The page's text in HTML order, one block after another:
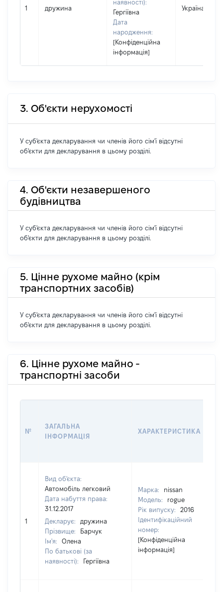
1 дружина
наявності):
Гергіївна
Дата
народження:
[Конфіденційна
інформація]
Україна
3. Об'єкти нерухомості
У суб'єкта декларування чи членів його сім'ї відсутні
об'єкти для декларування в цьому розділі.
4. Об'єкти незавершеного
будівництва
У суб'єкта декларування чи членів його сім'ї відсутні
об'єкти для декларування в цьому розділі.
5. Цінне рухоме майно (крім
транспортних засобів)
У суб'єкта декларування чи членів його сім'ї відсутні
об'єкти для декларування в цьому розділі.
6. Цінне рухоме майно -
транспортні засоби
№
ЗАГАЛЬНА
ІНФОРМАЦІЯ
ХАРАКТЕРИСТИКА
1
Вид об'єкта:
Автомобіль легковий
Дата набуття права:
31.12.2017
Декларує:
дружина
Прізвище:
Барчук
Ім'я:
Олена
По батькові (за
наявності):
Гергіївна
Марка:
nissan
Модель:
rogue
Рік випуску:
2016
Ідентифікаційний
номер:
[Конфіденційна
інформація]